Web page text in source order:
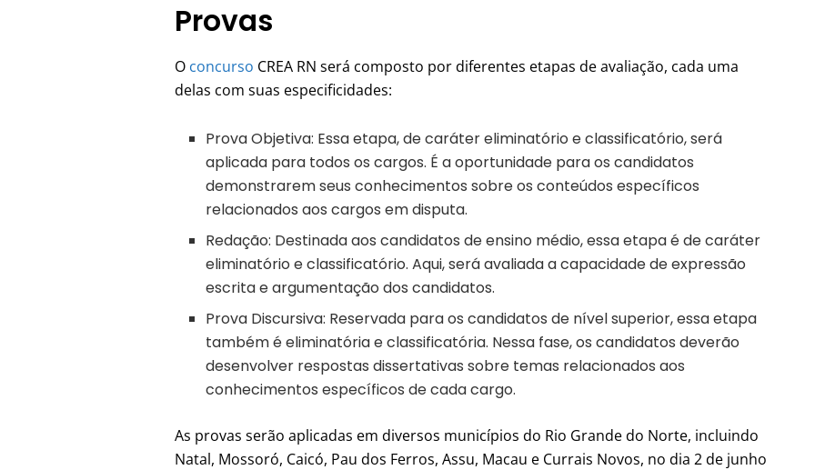
Provas
O concurso CREA RN será composto por diferentes etapas de avaliação, cada uma
delas com suas especificidades:
Prova Objetiva: Essa etapa, de caráter eliminatório e classificatório, será
aplicada para todos os cargos. É a oportunidade para os candidatos
demonstrarem seus conhecimentos sobre os conteúdos específicos
relacionados aos cargos em disputa.
Redação: Destinada aos candidatos de ensino médio, essa etapa é de caráter
eliminatório e classificatório. Aqui, será avaliada a capacidade de expressão
escrita e argumentação dos candidatos.
Prova Discursiva: Reservada para os candidatos de nível superior, essa etapa
também é eliminatória e classificatória. Nessa fase, os candidatos deverão
desenvolver respostas dissertativas sobre temas relacionados aos
conhecimentos específicos de cada cargo.
As provas serão aplicadas em diversos municípios do Rio Grande do Norte, incluindo
Natal, Mossoró, Caicó, Pau dos Ferros, Assu, Macau e Currais Novos, no dia 2 de junho